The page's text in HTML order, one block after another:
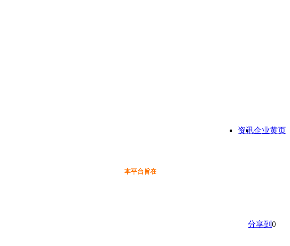
企业黄页
资讯
本平台旨在为保健品行业提供一个信息免费展示交流互
分享到 0